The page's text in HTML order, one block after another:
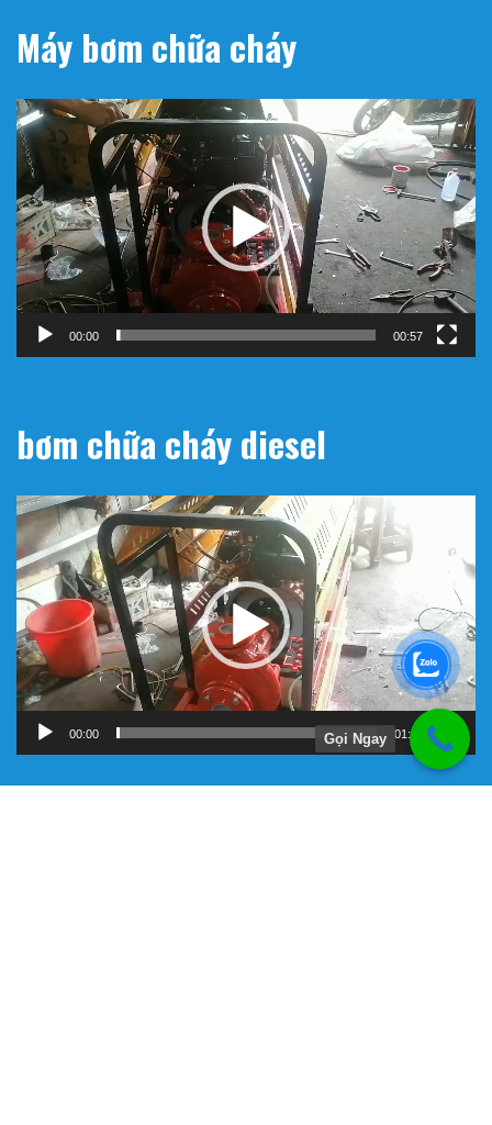
Máy bơm chữa cháy
Trình
chơi
Video
00:00 00:57
bơm chữa cháy diesel
Trình
chơi
Video
00:00 01:11
Gọi Ngay